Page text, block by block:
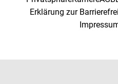
Erklärung zur